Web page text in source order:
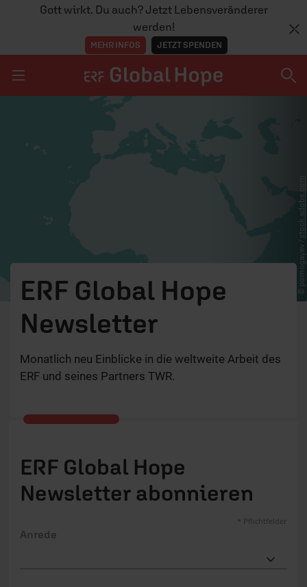
Gott wirkt. Du auch? Jetzt Lebensveränderer
werden!
MEHR INFOS JETZT SPENDEN
© pomogayev /
stock.adobe.com
ERF Global Hope
Newsletter
Monatlich neu Einblicke in die weltweite Arbeit des
ERF und seines Partners TWR.
ERF Global Hope
Newsletter abonnieren
* Pflichtfelder
Anrede